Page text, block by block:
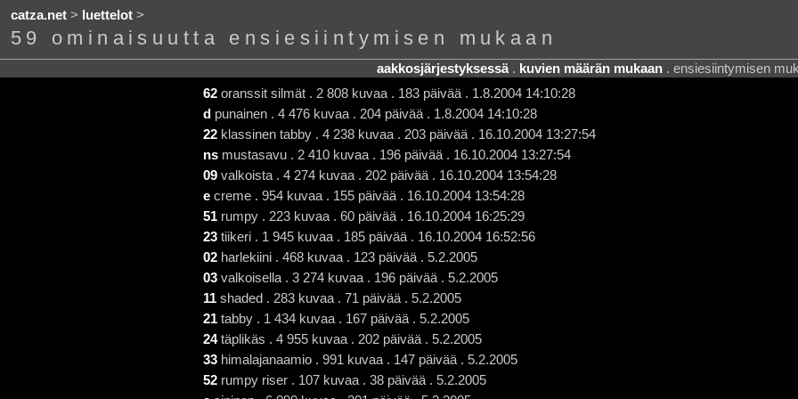
catza.net> luettelot>
59 ominaisuutta ensiesiintymisen mukaan
aakkosjärjestyksessä. kuvien määrän mukaan. ensiesiintymisen
62 oranssit silmät . 2 808 kuvaa . 183 päivää . 1.8.2004 14:10:28
d punainen . 4 476 kuvaa . 204 päivää . 1.8.2004 14:10:28
22 klassinen tabby . 4 238 kuvaa . 203 päivää . 16.10.2004 13:27:54
ns mustasavu . 2 410 kuvaa . 196 päivää . 16.10.2004 13:27:54
09 valkoista . 4 274 kuvaa . 202 päivää . 16.10.2004 13:54:28
e creme . 954 kuvaa . 155 päivää . 16.10.2004 13:54:28
51 rumpy . 223 kuvaa . 60 päivää . 16.10.2004 16:25:29
23 tiikeri . 1 945 kuvaa . 185 päivää . 16.10.2004 16:52:56
02 harlekiini . 468 kuvaa . 123 päivää . 5.2.2005
03 valkoisella . 3 274 kuvaa . 196 päivää . 5.2.2005
11 shaded . 283 kuvaa . 71 päivää . 5.2.2005
21 tabby . 1 434 kuvaa . 167 päivää . 5.2.2005
24täplikäs . 4 955 kuvaa . 202 päivää . 5.2.2005
33 himalajanaamio . 991 kuvaa . 147 päivää . 5.2.2005
52 rumpy riser . 107 kuvaa . 38 päivää . 5.2.2005